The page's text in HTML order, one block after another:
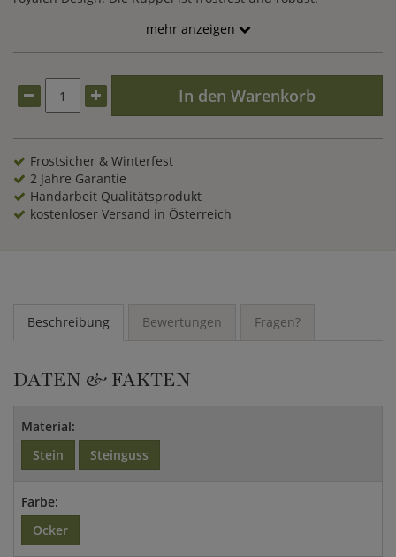
mehr anzeigen
In den Warenkorb
Frostsicher & Winterfest
2 Jahre Garantie
Handarbeit Qualitätsprodukt
kostenloser Versand in Österreich
Beschreibung Bewertungen Fragen?
DATEN & FAKTEN
Material:
Stein
Steinguss
Farbe:
Ocker